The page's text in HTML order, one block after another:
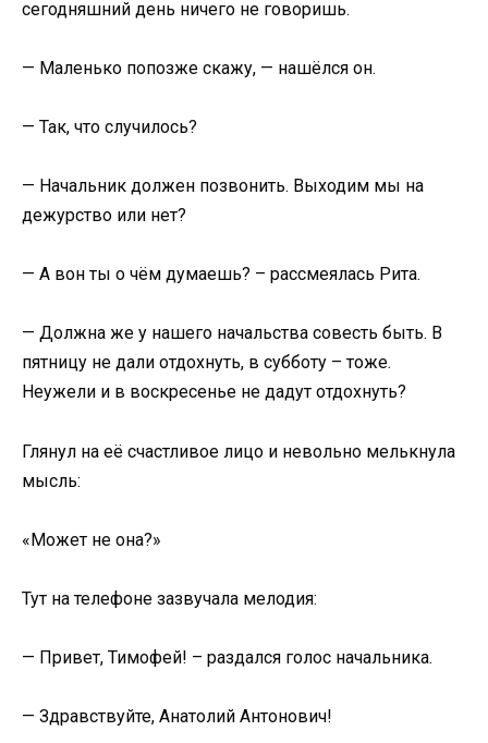
сегодняшний день ничего не говоришь.
— Маленько попозже скажу, — нашёлся он.
— Так, что случилось?
— Начальник должен позвонить. Выходим мы на
дежурство или нет?
— А вон ты о чём думаешь? – рассмеялась Рита.
— Должна же у нашего начальства совесть быть. В
пятницу не дали отдохнуть, в субботу – тоже.
Неужели и в воскресенье не дадут отдохнуть?
Глянул на её счастливое лицо и невольно мелькнула
мысль:
«Может не она?»
Тут на телефоне зазвучала мелодия:
— Привет, Тимофей! – раздался голос начальника.
— Здравствуйте, Анатолий Антонович!